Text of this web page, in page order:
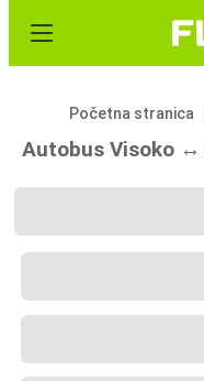
Početna stranica
Autobus Visoko ↔